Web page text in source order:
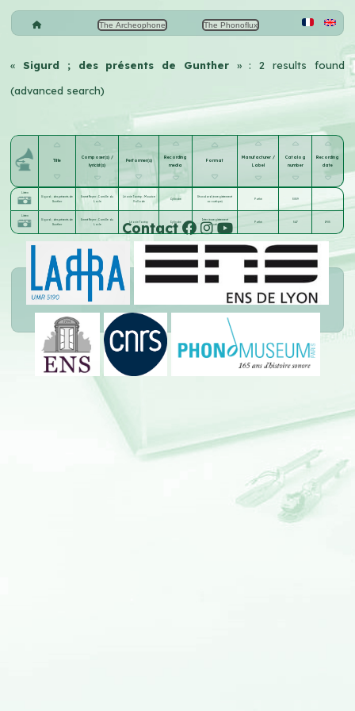
The Archeophone The Phonoflux
« Sigurd ; des présents de Gunther » : 2 results found
(advanced search)
Title
Composer(s) /
lyricist(s)
Performer(s)
Recording
media
Format
Manufacturer /
Label
Catalog
number
Recording
date
Listen
Sigurd ; des présents de
Gunther
Ernest Reyer; Camille du
Locle
Léonie Tanésy ; Maurice
Vallade
Cylindre
Standard (enregistrement
acoustique)
Pathé 3059
Listen
Sigurd ; des présents de
Gunther
Ernest Reyer; Camille du
Locle
Léonie Tanésy Cylindre
Inter (enregistrement
acoustique)
Pathé 547 1905
Contact